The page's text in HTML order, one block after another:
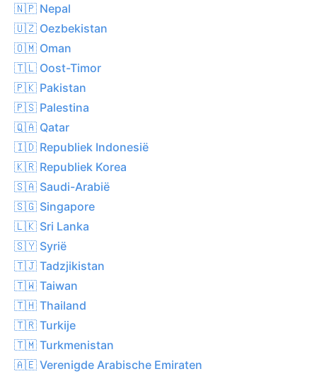
🇳🇵 Nepal
🇺🇿 Oezbekistan
🇴🇲 Oman
🇹🇱 Oost-Timor
🇵🇰 Pakistan
🇵🇸 Palestina
🇶🇦 Qatar
🇮🇩 Republiek Indonesië
🇰🇷 Republiek Korea
🇸🇦 Saudi-Arabië
🇸🇬 Singapore
🇱🇰 Sri Lanka
🇸🇾 Syrië
🇹🇯 Tadzjikistan
🇹🇼 Taiwan
🇹🇭 Thailand
🇹🇷 Turkije
🇹🇲 Turkmenistan
🇦🇪 Verenigde Arabische Emiraten